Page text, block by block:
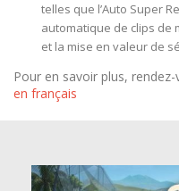
telles que l’Auto Super
automatique de clips de
et la mise en valeur de
Pour en savoir plus, rendez-
en français